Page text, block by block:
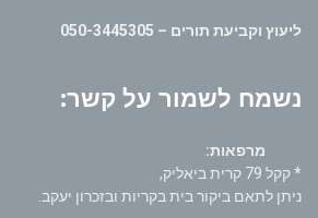
ליעוץ וקביעת תורים – 050-3445305
נשמח לשמור על קשר:
מרפאות:
* קקל 79 קרית ביאליק,
ניתן לתאם ביקור בית בקריות ובזכרון יעקב.